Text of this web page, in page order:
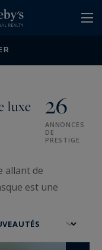
luxe
26
ANNONCES
DE
PRESTIGE
allant de
est une
tous se situent